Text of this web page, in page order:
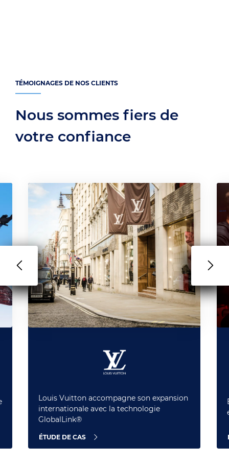
TÉMOIGNAGES DE NOS CLIENTS
Nous sommes fiers de
votre confiance
Louis Vuitton accompagne son expansion
internationale avec la technologie
GlobalLink®
ÉTUDE DE CAS